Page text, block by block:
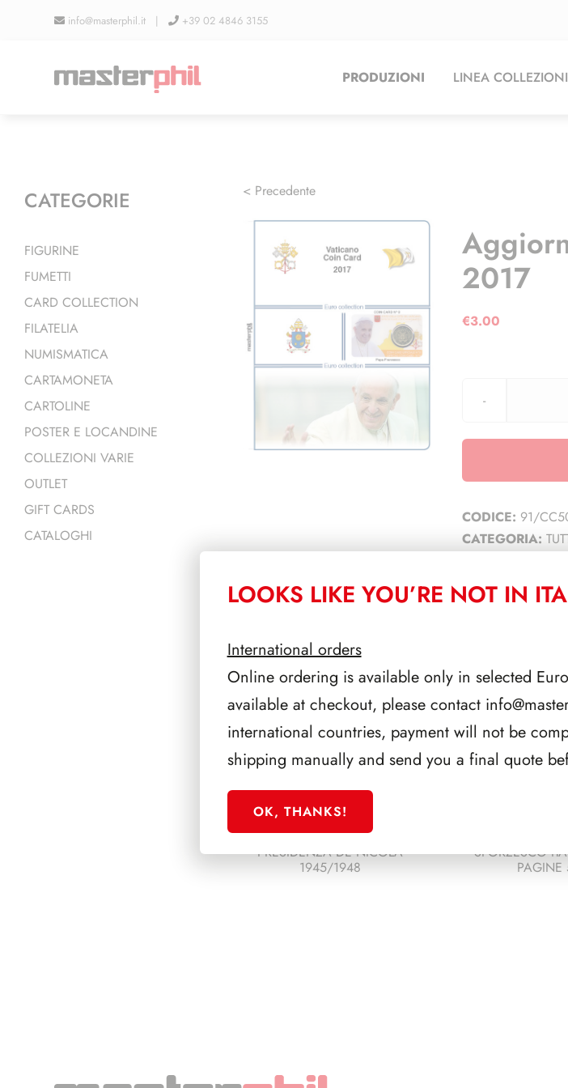
info@masterphil.it | +39 02 4846 3155
PRODUZIONI LINEA
< Precedente
2017
€3.00
CODICE: 91/
CATEGORIA:
PRESIDENZA DE NICOLA
1945/1948
SFORZESCO
PAGINE
CATEGORIE
FIGURINE
FUMETTI
CARD COLLECTION
FILATELIA
NUMISMATICA
CARTAMONETA
CARTOLINE
POSTER E LOCANDINE
COLLEZIONI VARIE
OUTLET
GIFT CARDS
CATALOGHI
LOOKS LIKE YOU’RE NOT IN
International orders
Online ordering is available only in selected
available at checkout, please contact
international countries, payment will not be
shipping manually and send you a final quote
OK, THANKS!